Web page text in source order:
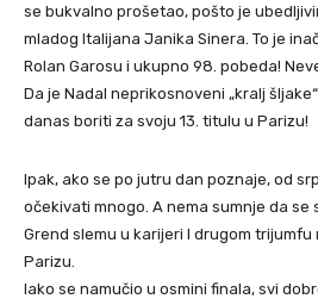
se bukvalno prošetao, pošto je
mladog Italijana Janika Sinera. To je
Rolan Garosu i ukupno 98. pobeda!
Da je Nadal neprikosnoveni „kralj
danas boriti za svoju 13. titulu u Parizu!
Ipak, ako se po jutru dan poznaje, od
očekivati mnogo. A nema sumnje da se
Grend slemu u karijeri I drugom
Parizu.
Iako se namučio u osmini finala, svi